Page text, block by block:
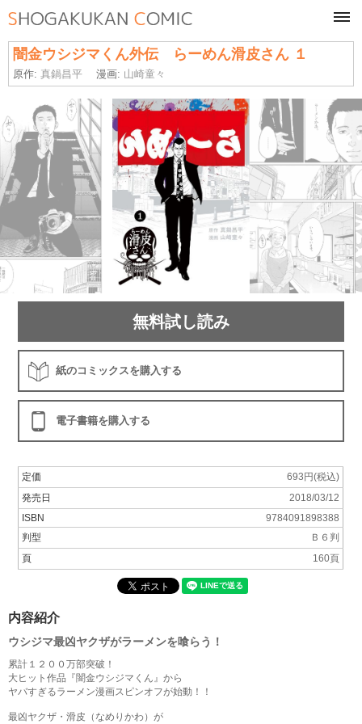
闇金ウシジマくん外伝 らーめん滑皮さん １
原作:真鍋昌平 漫画: 山崎童々
無料試し読み
紙のコミックスを購入する
電子書籍を購入する
定価
693円(税込)
発売日
2018/03/12
ISBN
9784091898388
判型
Ｂ６判
頁
160頁
内容紹介
ウシジマ最凶ヤクザがラーメンを喰らう！
累計１２００万部突破！
大ヒット作品『闇金ウシジマくん』から
ヤバすぎるラーメン漫画スピンオフが始動！！
最凶ヤクザ・滑皮（なめりかわ）が